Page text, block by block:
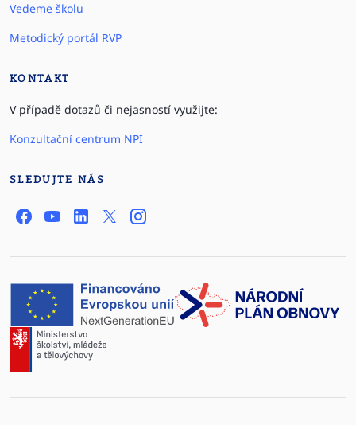
Vedeme školu
Metodický portál RVP
KONTAKT
V případě dotazů či nejasností využijte:
Konzultační centrum NPI
SLEDUJTE NÁS